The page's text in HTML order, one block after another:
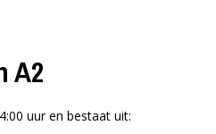
A2
uur en bestaat uit: